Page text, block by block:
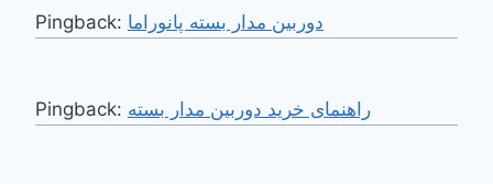
Pingback: دوربین مدار بسته پانوراما
Pingback: راهنمای خرید دوربین مدار بسته